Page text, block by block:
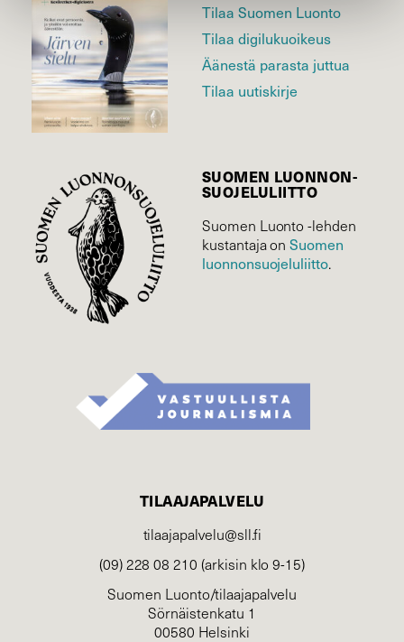
Tilaa Suomen Luonto
Tilaa digilukuoikeus
Äänestä parasta juttua
Tilaa uutiskirje
SUOMEN LUONNON­
SUOJELU­LIITTO
Suomen Luonto -lehden
kustantaja onSuomen
luonnonsuojelu­liitto.
TILAAJAPALVELU
tilaajapalvelu@sll.fi
(09) 228 08 210 (arkisin klo 9-15)
Suomen Luonto/tilaajapalvelu
Sörnäistenkatu 1
00580 Helsinki